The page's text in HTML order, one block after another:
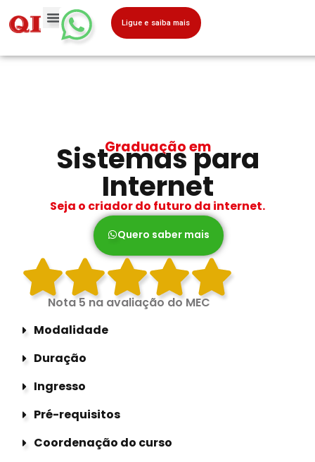
Ligue e saiba mais
Graduação em
Sistemas para
Internet
Seja o criador do futuro da internet.
Quero saber mais
Nota 5 na avaliação do MEC
Modalidade
Duração
Ingresso
Pré-requisitos
Coordenação do curso